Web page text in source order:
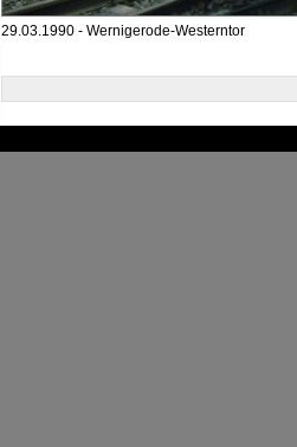
29.03.1990 - Wernigerode-Westerntor